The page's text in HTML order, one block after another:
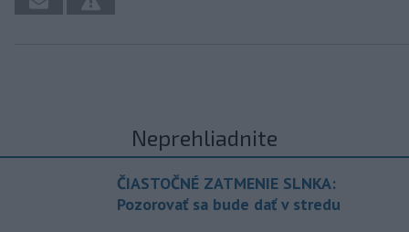
Neprehliadnite
ČIASTOČNÉ ZATMENIE SLNKA:
Pozorovať sa bude dať v stredu